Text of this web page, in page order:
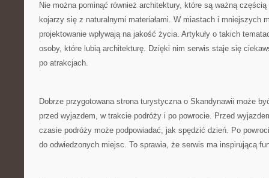
Nie można pominąć również architektury, które są ważną
kojarzy się z naturalnymi materiałami. W miastach i mniejszych
projektowanie wpływają na jakość życia. Artykuły o takich
osoby, które lubią architekturę. Dzięki nim serwis staje się
po atrakcjach.
Dobrze przygotowana strona turystyczna o Skandynawii może
przed wyjazdem, w trakcie podróży i po powrocie. Przed
czasie podróży może podpowiadać, jak spędzić dzień. Po
do odwiedzonych miejsc. To sprawia, że serwis ma inspirującą